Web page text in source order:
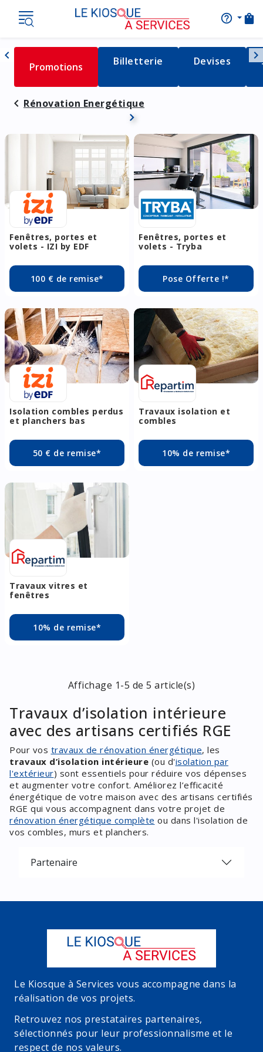
help_outline AIDE
shopping_bag
chevron_left
Naviguer vers la gauche
Détail de la catégorie
Promotions Détail de la catégorie
Billetterie Détail de la
Devises chevron_right
Rénovation Energétique
Fenêtres, portes et
volets - IZI by EDF
100 € de remise*
Fenêtres, portes et
volets - Tryba
Pose Offerte !*
Isolation combles perdus
et planchers bas
50 € de remise*
Travaux isolation et
combles
10% de remise*
Travaux vitres et
fenêtres
10% de remise*
Affichage 1-5 de 5 article(s)
Travaux d’isolation intérieure
avec des artisans certifiés RGE
Pour vos travaux de rénovation énergétique, les
travaux d’isolation intérieure (ou d'isolation par
l'extérieur) sont essentiels pour réduire vos dépenses
et augmenter votre confort. Améliorez l’efficacité
énergétique de votre maison avec des artisans certifiés
RGE qui vous accompagnent dans votre projet de
rénovation énergétique complète ou dans l'isolation de
vos combles, murs et planchers.
Partenaire
Le Kiosque à Services vous accompagne dans la
réalisation de vos projets.
Retrouvez nos prestataires partenaires,
sélectionnés pour leur professionnalisme et le
respect de nos valeurs.